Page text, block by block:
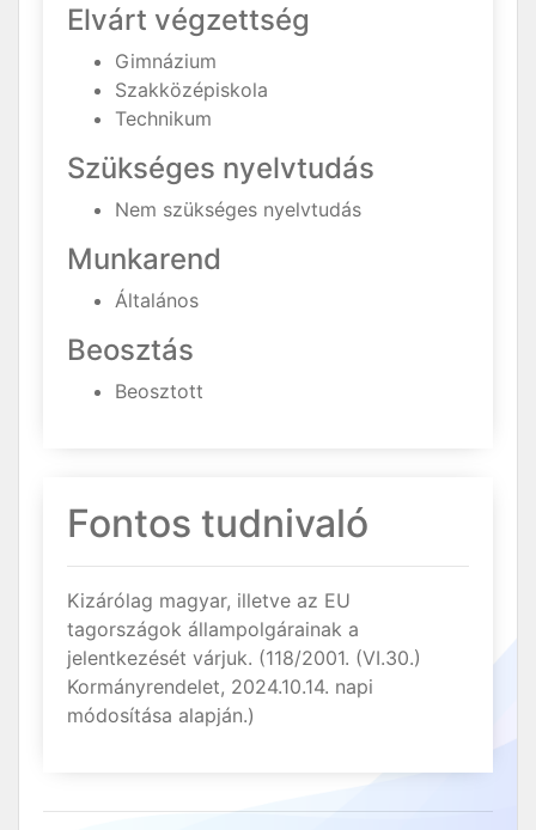
Elvárt végzettség
Gimnázium
Szakközépiskola
Technikum
Szükséges nyelvtudás
Nem szükséges nyelvtudás
Munkarend
Általános
Beosztás
Beosztott
Fontos tudnivaló
Kizárólag magyar, illetve az EU
tagországok állampolgárainak a
jelentkezését várjuk. (118/2001. (VI.30.)
Kormányrendelet, 2024.10.14. napi
módosítása alapján.)